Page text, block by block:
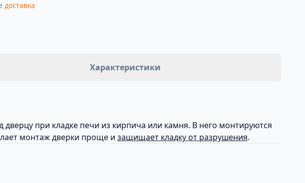
доставка
Характеристики
дверцу при кладке печи из кирпича или камня. В него монтируются
монтаж дверки проще и защищает кладку от разрушения.